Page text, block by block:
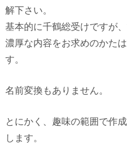
解下さい。
基本的に千鶴総受けですが
濃厚な内容をお求めのかた
す。
名前変換もありません。
とにかく、趣味の範囲で作
します。